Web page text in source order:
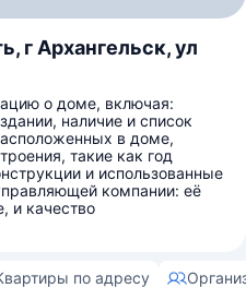
г Архангельск, ул
о доме, включая:
наличие и список
в доме,
такие как год
и использованные
компании: её
и качество
по адресу